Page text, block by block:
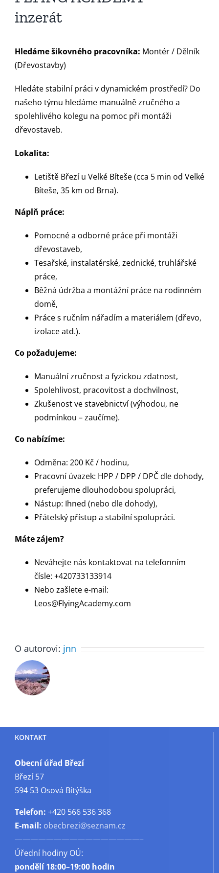
inzerát
Hledáme šikovného pracovníka: Montér / Dělník
(Dřevostavby)
Hledáte stabilní práci v dynamickém prostředí? Do
našeho týmu hledáme manuálně zručného a
spolehlivého kolegu na pomoc při montáži
dřevostaveb.
Lokalita:
Letiště Březí u Velké Bíteše (cca 5 min od Velké
Bíteše, 35 km od Brna).
Náplň práce:
Pomocné a odborné práce při montáži
dřevostaveb,
Tesařské, instalatérské, zednické, truhlářské
práce,
Běžná údržba a montážní práce na rodinném
domě,
Práce s ručním nářadím a materiálem (dřevo,
izolace atd.).
Co požadujeme:
Manuální zručnost a fyzickou zdatnost,
Spolehlivost, pracovitost a dochvilnost,
Zkušenost ve stavebnictví (výhodou, ne
podmínkou – zaučíme).
Co nabízíme:
Odměna: 200 Kč / hodinu,
Pracovní úvazek: HPP / DPP / DPČ dle dohody,
preferujeme dlouhodobou spolupráci,
Nástup: Ihned (nebo dle dohody),
Přátelský přístup a stabilní spolupráci.
Máte zájem?
Neváhejte nás kontaktovat na telefonním
čísle: +420733133914
Nebo zašlete e-mail:
Leos@FlyingAcademy.com
O autorovi: jnn
KONTAKT
Obecní úřad Březí
Březí 57
594 53 Osová Bítýška
Telefon: +420 566 536 368
E-mail: obecbrezi@seznam.cz
————————————————–
Úřední hodiny OÚ:
pondělí18:00–19:00 hodin